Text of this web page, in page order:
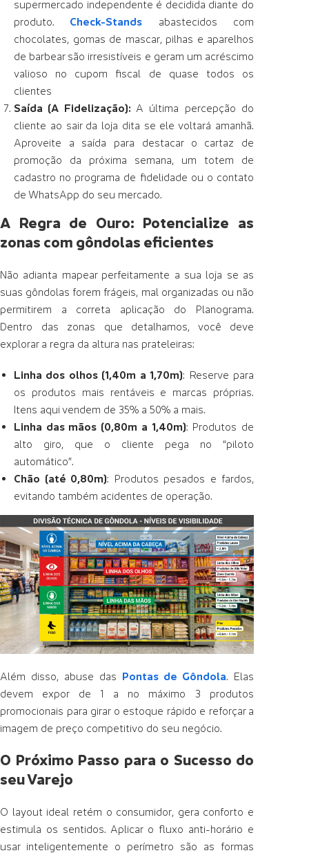
supermercado independente é decidida diante do
produto.
Check-Stands abastecidos com
chocolates, gomas de mascar, pilhas e aparelhos
de barbear são irresistíveis e geram um acréscimo
valioso no cupom fiscal de quase todos os
clientes
Saída (A Fidelização): A última percepção do
cliente ao sair da loja dita se ele voltará amanhã.
Aproveite a saída para destacar o cartaz de
promoção da próxima semana, um totem de
cadastro no programa de fidelidade ou o contato
de WhatsApp do seu mercado.
A Regra de Ouro: Potencialize as
zonas com gôndolas eficientes
Não adianta mapear perfeitamente a sua loja se as
suas gôndolas forem frágeis, mal organizadas ou não
permitirem a correta aplicação do Planograma.
Dentro das zonas que detalhamos, você deve
explorar a regra da altura nas prateleiras:
Linha dos olhos (1,40m a 1,70m): Reserve para
os produtos mais rentáveis e marcas próprias.
Itens aqui vendem de 35% a 50% a mais.
Linha das mãos (0,80m a 1,40m): Produtos de
alto giro, que o cliente pega no “piloto
automático”.
Chão (até 0,80m): Produtos pesados e fardos,
evitando também acidentes de operação.
Além disso, abuse das Pontas de Gôndola . Elas
devem expor de 1 a no máximo 3 produtos
promocionais para girar o estoque rápido e reforçar a
imagem de preço competitivo do seu negócio.
O Próximo Passo para o Sucesso do
seu Varejo
O layout ideal retém o consumidor, gera conforto e
estimula os sentidos. Aplicar o fluxo anti-horário e
usar inteligentemente o perímetro são as formas